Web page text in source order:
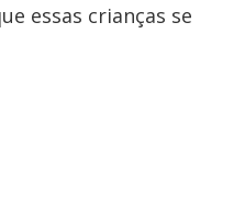
essas crianças se